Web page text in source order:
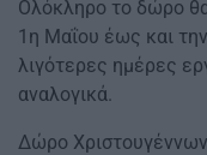
Ολόκληρο το δώρο
1η Μαΐου έως και
λιγότερες ημέρες
αναλογικά.
Δώρο Χριστουγέννων